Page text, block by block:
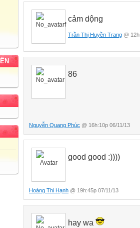
cảm dộng
Trần Thị Huyền Trang @
86
Nguyễn Quang Phúc @ 16h:10p 06/11/13
good good :))))
Hoàng Thi Hạnh @ 19h:45p 07/11/13
hay wa